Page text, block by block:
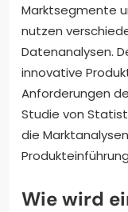
Marktsegmente
nutzen
Datenanalysen.
innovative
Anforderungen
Studie von
die
Wie wird